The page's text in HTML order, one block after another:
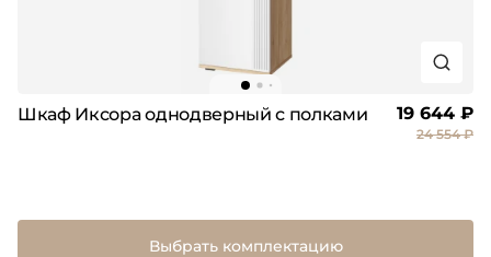
Шкаф Иксора однодверный с полками 19 644 ₽
24 554 ₽
Выбрать комплектацию